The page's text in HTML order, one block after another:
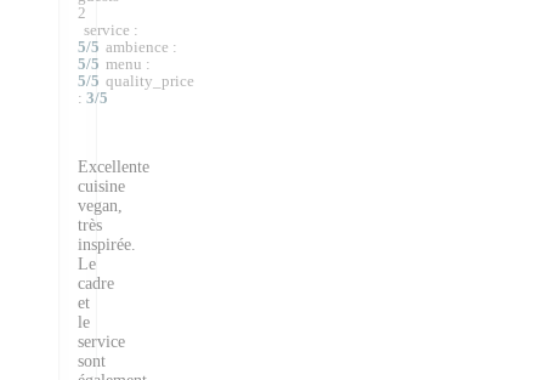
2
service :
5/5 ambience :
5/5 menu :
5/5 quality_price
: 3/5
Excellente
cuisine
vegan,
très
inspirée.
Le
cadre
et
le
service
sont